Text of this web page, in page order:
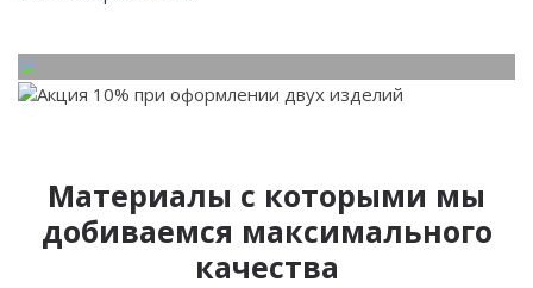
Материалы с которыми мы
добиваемся максимального
качества